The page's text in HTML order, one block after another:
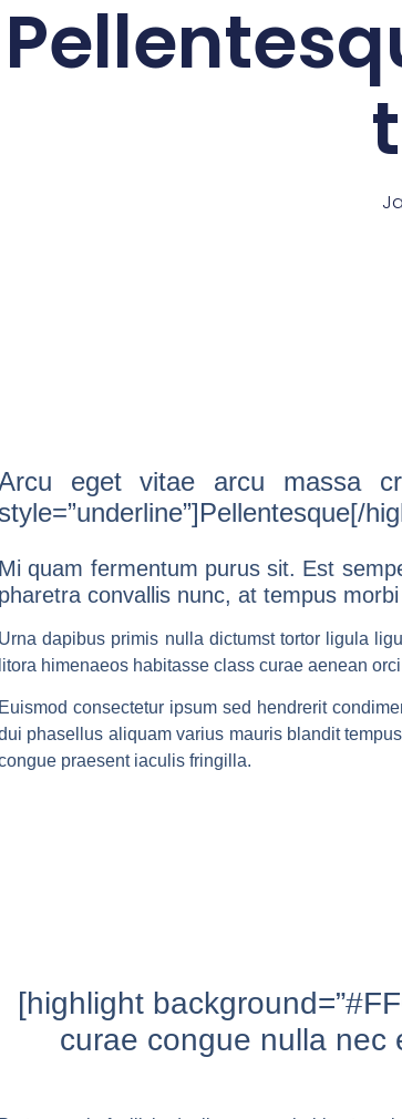
eget vitae arcu massa
style=”underline”]Pellentesque[/
Mi quam fermentum purus sit. Est
pharetra convallis nunc, at tempus
Urna dapibus primis nulla dictumst tortor ligula
litora himenaeos habitasse class curae aenean
Euismod consectetur ipsum sed hendrerit
phasellus aliquam varius mauris blandit
praesent iaculis fringilla.
[highlight
curae congue nulla